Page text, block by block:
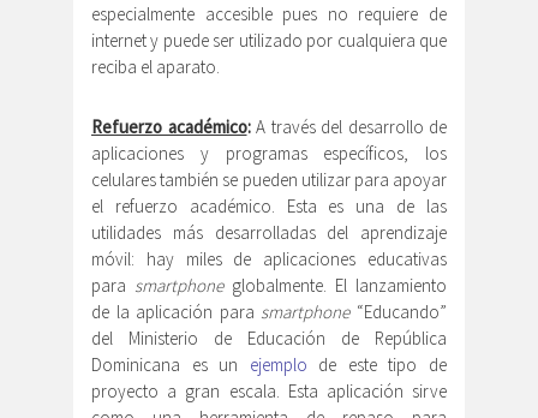
especialmente accesible pues no requiere de
internet y puede ser utilizado por cualquiera que
reciba el aparato.
Refuerzo académico:A través del desarrollo de
aplicaciones y programas específicos, los
celulares también se pueden utilizar para apoyar
el refuerzo académico. Esta es una de las
utilidades más desarrolladas del aprendizaje
móvil: hay miles de aplicaciones educativas
para smartphoneglobalmente. El lanzamiento
de la aplicación para smartphone“Educando”
del Ministerio de Educación de República
Dominicana es un ejemplo de este tipo de
proyecto a gran escala. Esta aplicación sirve